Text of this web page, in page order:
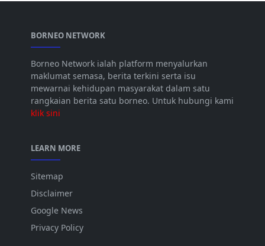
BORNEO NETWORK
Borneo Network ialah platform menyalurkan
maklumat semasa, berita terkini serta isu
mewarnai kehidupan masyarakat dalam satu
rangkaian berita satu borneo. Untuk hubungi kami
klik sini
LEARN MORE
Sitemap
Disclaimer
Google News
Privacy Policy